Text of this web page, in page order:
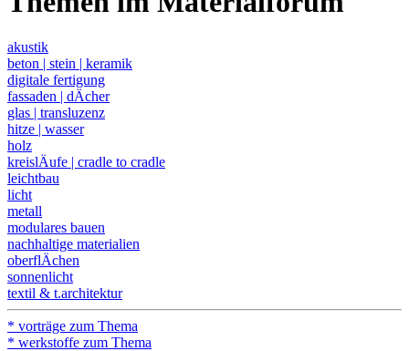
akustik
beton | stein | keramik
digitale fertigung
fassaden | dÄcher
glas | transluzenz
hitze | wasser
holz
kreislÄufe | cradle to cradle
leichtbau
licht
metall
modulares bauen
nachhaltige materialien
oberflÄchen
sonnenlicht
textil & t.architektur
* vorträge zum Thema
* werkstoffe zum Thema